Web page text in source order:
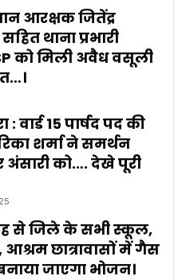
आरक्षक जितेंद्र
थाना प्रभारी
को मिली अवैध वसूली
: वार्ड 15 पार्षद पद की
शर्मा ने समर्थन
अंसारी को…. देखे पूरी
से जिले के सभी स्कूल,
छात्रावासों में गैस
जाएगा भोजन।